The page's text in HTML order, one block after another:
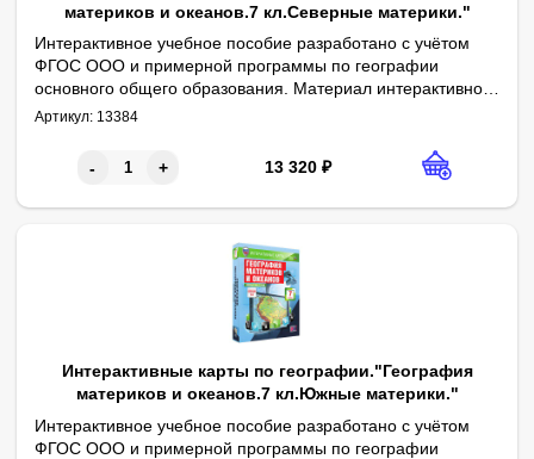
материков и океанов.7 кл.Северные материки."
Интерактивное учебное пособие разработано с учётом
ФГОС ООО и примерной программы по географии
основного общего образования. Материал интерактивного
учебного пособия содержит учебные карты к курсу
1. Физическая карта мира. 2. Северная Америка. Физическая
Артикул: 13384
- + 13 320 ₽
Интерактивные карты по географии."География
материков и океанов.7 кл.Южные материки."
Интерактивное учебное пособие разработано с учётом
ФГОС ООО и примерной программы по географии